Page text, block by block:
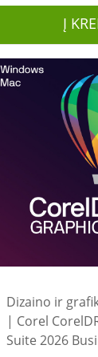
Į
Dizaino ir
| Corel CorelDRAW Technical
Suite 2026